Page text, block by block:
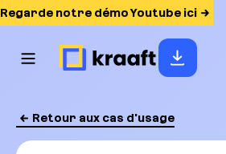
Regarde notre démo Youtube ici
Retour aux cas d'usage